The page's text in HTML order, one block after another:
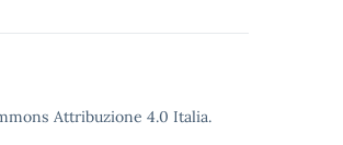
Attribuzione 4.0 Italia.